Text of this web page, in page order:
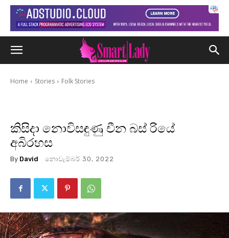
Home Stories Folk Stories
කිසිදා නොවිසඳුණු චීන බස් රියේ
අබිරහස
By David නොවැම්බර් 30, 2022